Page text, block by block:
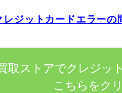
ジットカードエラーの
取ストアでクレジッ
こちらをク